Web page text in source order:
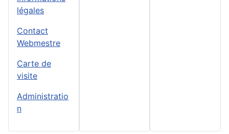
légales
Contact
Webmestre
Carte de
visite
Administratio
n